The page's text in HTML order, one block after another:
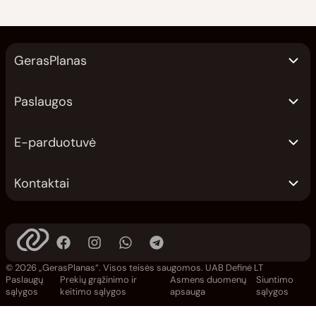
GerasPlanas
Paslaugos
E-parduotuvė
Kontaktai
© 2026 „GerasPlanas“. Visos teisės saugomos. UAB Definė LT
Paslaugų
sąlygos
Prekių grąžinimo ir
keitimo sąlygos
Asmens duomenų
apsauga
Siuntimo
sąlygos